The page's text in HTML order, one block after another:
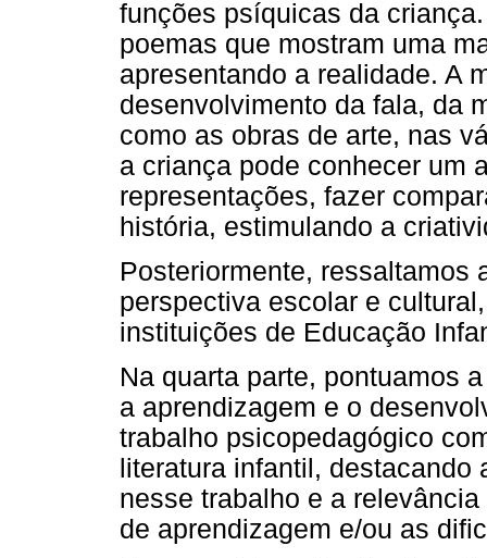
funções psíquicas da
poemas que mostram uma
apresentando a realidade. A
desenvolvimento da fala, da
como as obras de arte, nas
a criança pode conhecer um
representações, fazer
história, estimulando a
Posteriormente, ressaltamos
perspectiva escolar e
instituições de Educação
Na quarta parte, pontuamos
a aprendizagem e o
trabalho psicopedagógico
literatura infantil, destacando
nesse trabalho e a
de aprendizagem e/ou as